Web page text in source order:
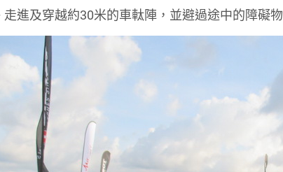
走進及穿越約30米的車軚陣，並避過途中的障礙物